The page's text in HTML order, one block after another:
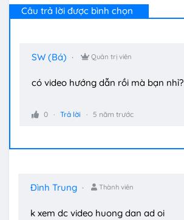
Câu trả lời được bình chọn
SW (Bá) Quản trị viên
có video hướng dẫn rồi mà bạn nhỉ?
0 Trả lời 5 năm trước
Đình Trung Thành viên
k xem dc video huong dan ad oi